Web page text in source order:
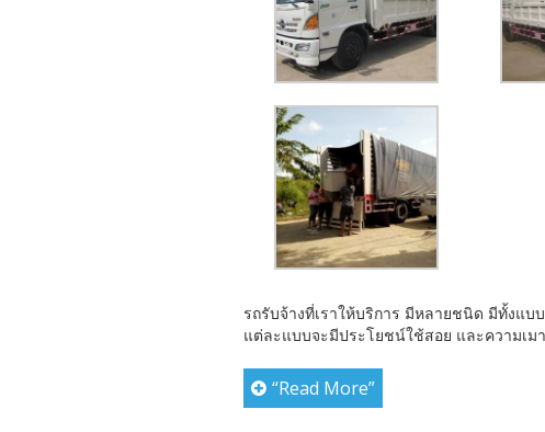
รถรับจ้างที่เราให้บริการ มีหลายชนิด มีทั้งแบ
แต่ละแบบจะมีประโยชน์ใช้สอย และความเม
“Read More”